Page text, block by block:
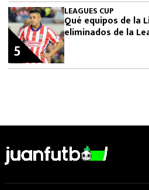
LEAGUES CUP
Qué equipos de la
eliminados de la
5